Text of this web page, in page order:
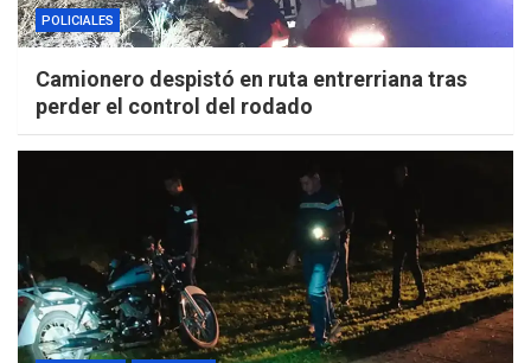
POLICIALES
Camionero despistó en ruta entrerriana tras
perder el control del rodado